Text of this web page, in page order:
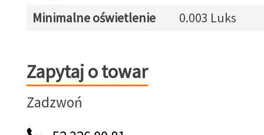
Minimalne oświetlenie
0.003 Luks
Zapytaj o towar
Zapytaj o towar
Zadzwoń